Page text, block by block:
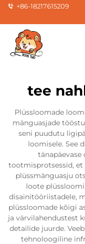
+86-18217615209
tee
Plüssloomade
mänguasjade
seni puudutu
loomisele. See
tootmisprotsessid,
plüssmänguasju
loote
disainitööriistadele,
plüssloomade kõigi
ja värvilahendustest
detailide juurde.
tehnoloogiline